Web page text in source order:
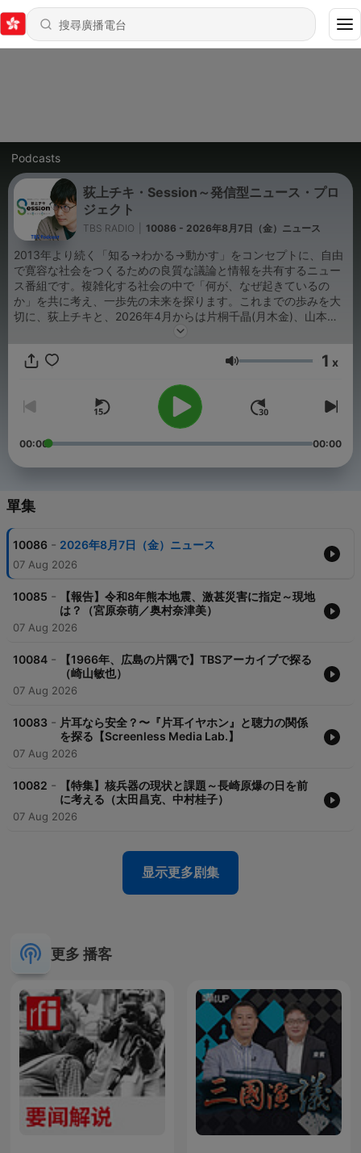
Podcasts
荻上チキ・Session～発信型ニュース・プロ
ジェクト
TBS RADIO 10086 - 2026年8月7日（金）ニュース
2013年より続く「知る→わかる→動かす」をコンセプトに、自由
で寛容な社会をつくるための良質な議論と情報を共有するニュー
ス番組です。複雑化する社会の中で「何が、なぜ起きているの
か」を共に考え、一歩先の未来を探ります。これまでの歩みを大
切に、荻上チキと、2026年4月からは片桐千晶(月木金)、山本恵
里伽(火)、日比麻音子(水)がパーソナリティーを務めます。 番組
す。 https://www.tbs.co.jp/radio/podcast/en.html 制作：TBSラ
音量 1 x
00:00 00:00
單集
10086 - 2026年8月7日（金）ニュース
07 Aug 2026
10085 -
【報告】令和8年熊本地震、激甚災害に指定～現地
は？（宮原奈萌／奥村奈津美）
07 Aug 2026
10084 -
【1966年、広島の片隅で】TBSアーカイブで探る
（崎山敏也）
07 Aug 2026
10083 - 片耳なら安全？〜『片耳イヤホン』と聴力の関係
を探る【Screenless Media Lab.】
07 Aug 2026
10082 -
【特集】核兵器の現状と課題～長崎原爆の日を前
に考える（太田昌克、中村桂子）
07 Aug 2026
显示更多剧集
更多 播客